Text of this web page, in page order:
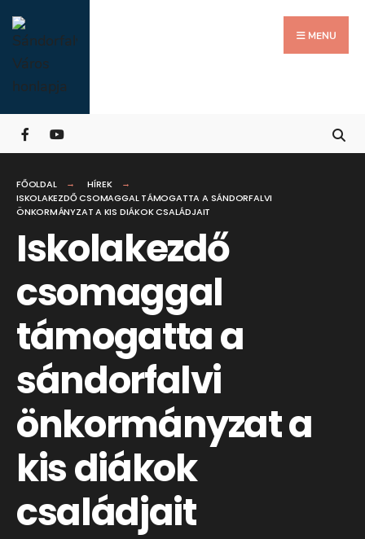
Skip
to
content
MENU
FŐOLDAL
HÍREK
ISKOLAKEZDŐ CSOMAGGAL TÁMOGATTA A SÁNDORFALVI
ÖNKORMÁNYZAT A KIS DIÁKOK CSALÁDJAIT
Iskolakezdő
csomaggal
támogatta a
sándorfalvi
önkormányzat a
kis diákok
családjait
for:
Close